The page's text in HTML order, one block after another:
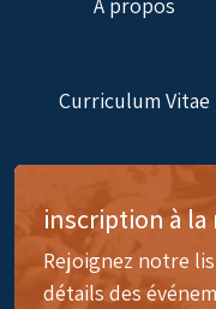
Curriculum Vitae
inscription à
Rejoignez notre
détails des